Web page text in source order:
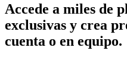
Accede a miles de
exclusivas y crea
cuenta o en equipo.